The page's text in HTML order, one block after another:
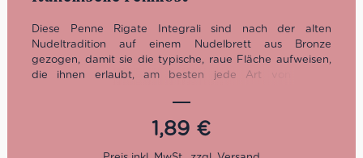
Diese Penne Rigate Integrali sind nach der alten
Nudeltradition auf einem Nudelbrett aus Bronze
gezogen, damit sie die typische, raue Fläche aufweisen,
die ihnen erlaubt, am besten jede Art von Sauce
ausgelegt, maximales Wohlbefinden zu bieten, ohne den
Nudelgenuss zu vernachlässigen: duftig nach Weizen,
sanft bernsteinfarben, rau am Gaumen, ausdauernd und
vor allem schmackhaft.
1,89 €